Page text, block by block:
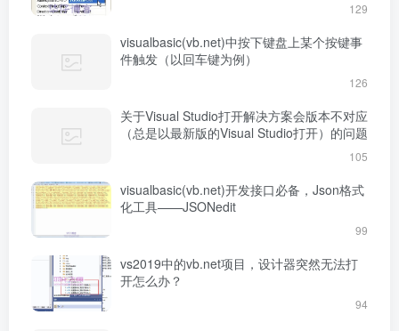
129
visualbasic(vb.net)中按下键盘上某个按键事
件触发（以回车键为例）
126
关于Visual Studio打开解决方案会版本不对应
（总是以最新版的Visual Studio打开）的问题
105
visualbasic(vb.net)开发接口必备，Json格式
化工具——JSONedit
99
vs2019中的vb.net项目，设计器突然无法打
开怎么办？
94